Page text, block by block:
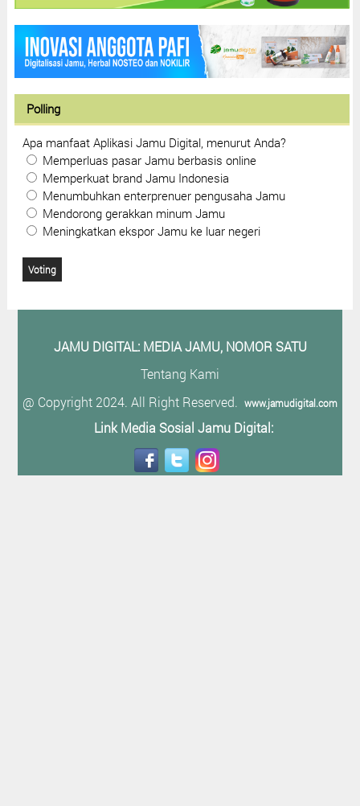
Polling
Apa manfaat Aplikasi Jamu Digital, menurut Anda?
Memperluas pasar Jamu berbasis online
Memperkuat brand Jamu Indonesia
Menumbuhkan enterprenuer pengusaha Jamu
Mendorong gerakkan minum Jamu
Meningkatkan ekspor Jamu ke luar negeri
JAMU DIGITAL: MEDIA JAMU, NOMOR SATU
Tentang Kami
@ Copyright 2024. All Right Reserved.
www.jamudigital.com
Link Media Sosial Jamu Digital: